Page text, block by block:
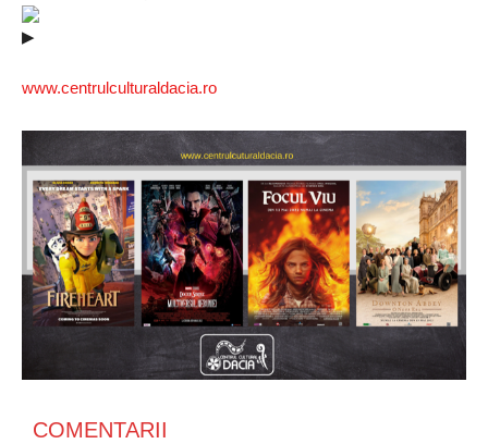
www.centrulculturaldacia.ro
COMENTARII